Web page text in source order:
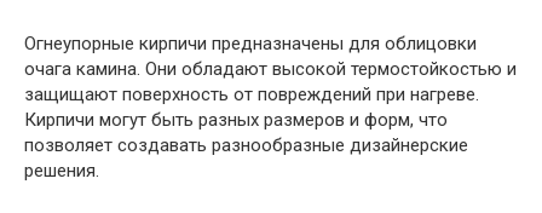
Огнеупорные кирпичи предназначены для облицовки
очага камина. Они обладают высокой термостойкостью и
защищают поверхность от повреждений при нагреве.
Кирпичи могут быть разных размеров и форм, что
позволяет создавать разнообразные дизайнерские
решения.